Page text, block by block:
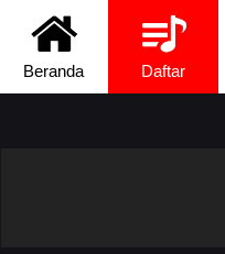
Beranda Daftar